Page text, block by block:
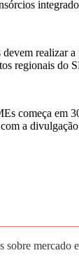
regionais do
começa
a
mercado